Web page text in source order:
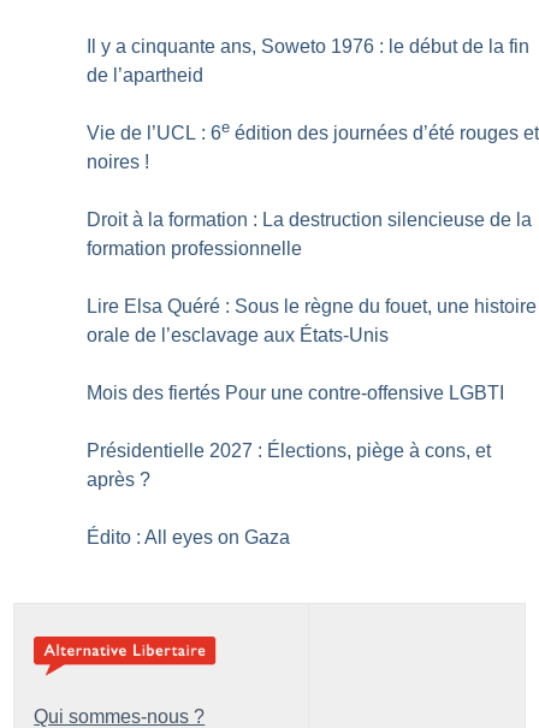
Il y a cinquante ans, Soweto 1976 : le début de la fin
de l’apartheid
Vie de l’UCL : 6e édition des journées d’été rouges et
noires !
Droit à la formation : La destruction silencieuse de la
formation professionnelle
Lire Elsa Quéré : Sous le règne du fouet, une histoire
orale de ­l’esclavage aux États-Unis
Mois des fiertés Pour une contre-offensive LGBTI
Présidentielle 2027 : Élections, piège à cons, et
après ?
Édito : All eyes on Gaza
Qui sommes-nous ?